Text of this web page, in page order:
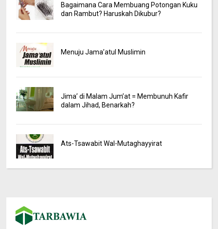
Bagaimana Cara Membuang Potongan Kuku
dan Rambut? Haruskah Dikubur?
Menuju Jama’atul Muslimin
Jima’ di Malam Jum’at = Membunuh Kafir
dalam Jihad, Benarkah?
Ats-Tsawabit Wal-Mutaghayyirat